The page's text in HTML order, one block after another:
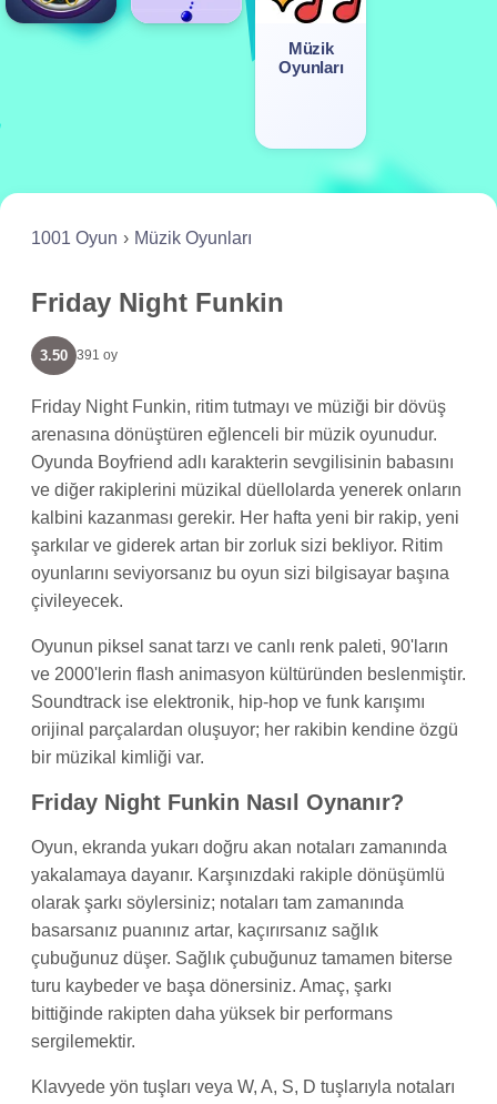
Müzik
Oyunları
1001 Oyun Müzik Oyunları
Friday Night Funkin
3.50 391 oy
Friday Night Funkin, ritim tutmayı ve müziği bir dövüş
arenasına dönüştüren eğlenceli bir müzik oyunudur.
Oyunda Boyfriend adlı karakterin sevgilisinin babasını
ve diğer rakiplerini müzikal düellolarda yenerek onların
kalbini kazanması gerekir. Her hafta yeni bir rakip, yeni
şarkılar ve giderek artan bir zorluk sizi bekliyor. Ritim
oyunlarını seviyorsanız bu oyun sizi bilgisayar başına
çivileyecek.
Oyunun piksel sanat tarzı ve canlı renk paleti, 90'ların
ve 2000'lerin flash animasyon kültüründen beslenmiştir.
Soundtrack ise elektronik, hip-hop ve funk karışımı
orijinal parçalardan oluşuyor; her rakibin kendine özgü
bir müzikal kimliği var.
Friday Night Funkin Nasıl Oynanır?
Oyun, ekranda yukarı doğru akan notaları zamanında
yakalamaya dayanır. Karşınızdaki rakiple dönüşümlü
olarak şarkı söylersiniz; notaları tam zamanında
basarsanız puanınız artar, kaçırırsanız sağlık
çubuğunuz düşer. Sağlık çubuğunuz tamamen biterse
turu kaybeder ve başa dönersiniz. Amaç, şarkı
bittiğinde rakipten daha yüksek bir performans
sergilemektir.
Klavyede yön tuşları veya W, A, S, D tuşlarıyla notaları